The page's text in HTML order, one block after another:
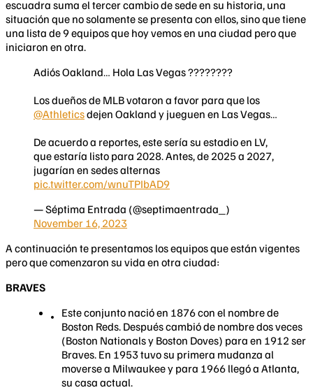
escuadra suma el tercer cambio de sede en su historia, una
situación que no solamente se presenta con ellos, sino que tiene
una lista de 9 equipos que hoy vemos en una ciudad pero que
iniciaron en otra.
Adiós Oakland… Hola Las Vegas ????????
Los dueños de MLB votaron a favor para que los
@Athleticsdejen Oakland y jueguen en Las Vegas…
De acuerdo a reportes, este sería su estadio en LV,
que estaría listo para 2028. Antes, de 2025 a 2027,
jugarían en sedes alternas
pic.twitter.com/wnuTPIbAD9
— Séptima Entrada (@septimaentrada_)
November 16, 2023
A continuación te presentamos los equipos que están vigentes
pero que comenzaron su vida en otra ciudad:
BRAVES
Este conjunto nació en 1876 con el nombre de
Boston Reds. Después cambió de nombre dos veces
(Boston Nationals y Boston Doves) para en 1912 ser
Braves. En 1953 tuvo su primera mudanza al
moverse a Milwaukee y para 1966 llegó a Atlanta,
su casa actual.